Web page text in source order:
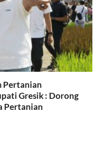
Pertanian
Gresik : Dorong
Pertanian